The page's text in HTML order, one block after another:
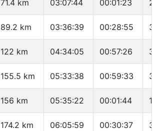
71.4 km 03:07:44 00:01:23
89.2 km 03:36:39 00:28:55
122 km 04:34:05 00:57:26
155.5 km 05:33:38 00:59:33
156 km 05:35:22 00:01:44
174.2 km 06:05:59 00:30:37